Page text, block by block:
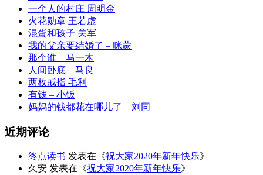
一个人的村庄 周明金
火花勋章 王若虚
混蛋和孩子 关军
我的父亲要结婚了 – 咪蒙
那个谁 – 马一木
人间卧底 – 马良
两枚戒指 毛利
有钱 – 小饭
妈妈的钱都花在哪儿了 – 刘同
近期评论
终点读书 发表在《祝大家2020年新年快乐》
久安 发表在《祝大家2020年新年快乐》